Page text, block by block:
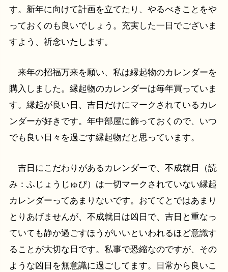
す。新年に向けて計画を立てたり、やるべきことをや
っておくのも良いでしょう。充実した一日でございま
すよう、祈念いたします。
来年の招福万来を願い、私は縁起物のカレンダーを
購入しました。縁起物のカレンダーは毎年買っていま
す。縁起が良い日、吉日だけにマークされているカレ
ンダーが好きです。年中部屋に飾っておくので、いつ
でも良い日々を過ごす縁起物だと思っています。
吉日にこだわりがあるカレンダーで、不成就日（読
み：ふじょうじゅび）は一切マークされていない縁起
カレンダーってあまりないです。おててとではあまり
とりあげませんが、不成就日は凶日で、吉日と重なっ
ていても静か過ごすほうがいいといわれるほど意識す
ることが大切な日です。私事で恐縮なのですが、その
ような凶日を無意識に過ごしてます。日常から良いこ